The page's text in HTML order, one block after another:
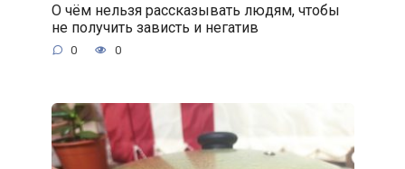
О чём нельзя рассказывать людям, чтобы
не получить зависть и негатив
0 0